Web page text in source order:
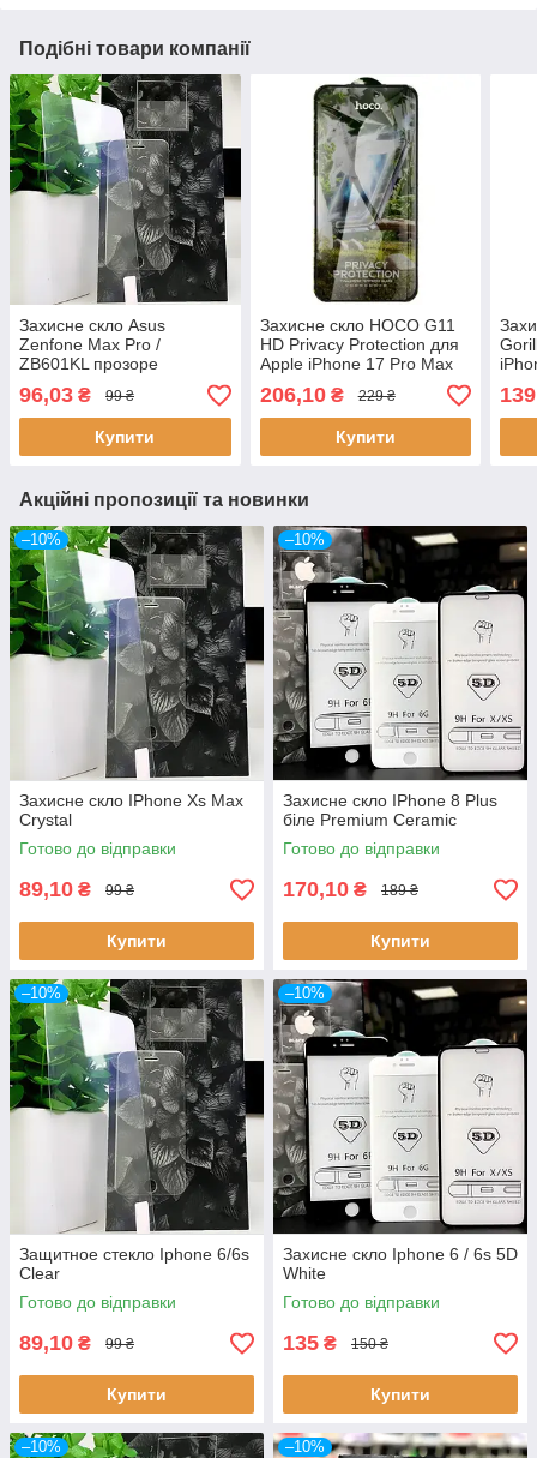
Подібні товари компанії
Захисне скло Asus
Zenfone Max Pro /
ZB601KL прозоре
96,03 ₴ 99 ₴
Купити
Захисне скло HOCO G11
HD Privacy Protection для
Apple iPhone 17 Pro Max
(Чорний)
206,10₴ 229 ₴
Купити
пак)
Акційні пропозиції та новинки
–10%
Захисне скло IPhone Xs Max
Crystal
Готово до відправки
89,10 ₴ 99 ₴
Купити
–10%
Захисне скло IPhone 8 Plus
біле Premium Ceramic
Готово до відправки
170,10 ₴ 189 ₴
Купити
–10%
Защитное стекло Iphone 6/6s
Clear
Готово до відправки
89,10 ₴ 99 ₴
Купити
–10%
Захисне скло Iphone 6 / 6s 5D
White
Готово до відправки
135 ₴ 150 ₴
Купити
–10% –10%